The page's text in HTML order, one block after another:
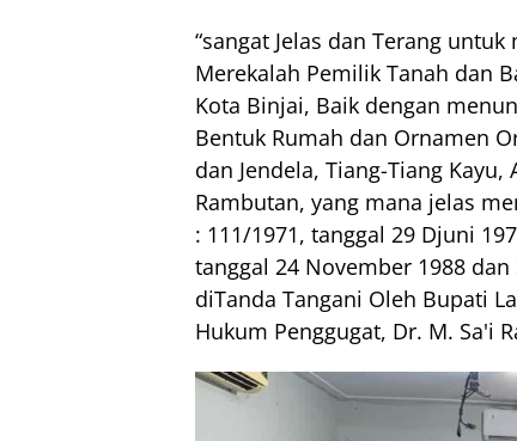
“sangat Jelas dan Terang
Merekalah Pemilik Tanah dan
Kota Binjai, Baik dengan
Bentuk Rumah dan Ornamen
dan Jendela, Tiang-Tiang
Rambutan, yang mana jelas
: 111/1971, tanggal 29 Djuni
tanggal 24 November 1988
diTanda Tangani Oleh Bupati
Hukum Penggugat, Dr. M. Sa'i